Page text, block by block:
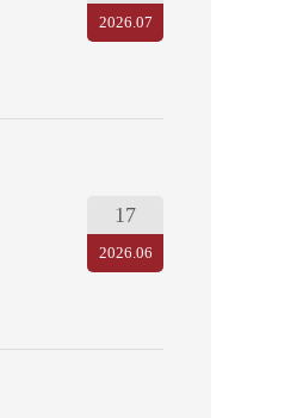
2026.07
17
2026.06